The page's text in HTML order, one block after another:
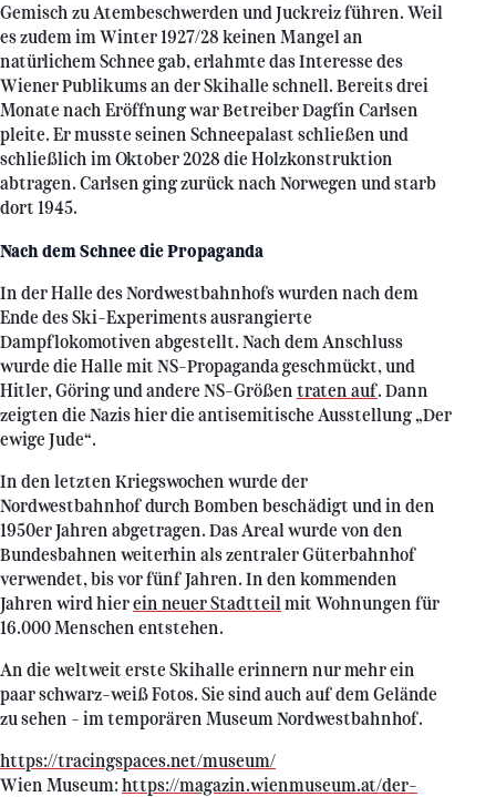
Gemisch zu Atembeschwerden und Juckreiz führen. Weil
es zudem im Winter 1927/28 keinen Mangel an
natürlichem Schnee gab, erlahmte das Interesse des
Wiener Publikums an der Skihalle schnell. Bereits drei
Monate nach Eröffnung war Betreiber Dagfin Carlsen
pleite. Er musste seinen Schneepalast schließen und
schließlich im Oktober 2028 die Holzkonstruktion
abtragen. Carlsen ging zurück nach Norwegen und starb
dort 1945.
Nach dem Schnee die Propaganda
In der Halle des Nordwestbahnhofs wurden nach dem
Ende des Ski-Experiments ausrangierte
Dampflokomotiven abgestellt. Nach dem Anschluss
wurde die Halle mit NS-Propaganda geschmückt, und
Hitler, Göring und andere NS-Größen traten auf. Dann
zeigten die Nazis hier die antisemitische Ausstellung „Der
ewige Jude“.
In den letzten Kriegswochen wurde der
Nordwestbahnhof durch Bomben beschädigt und in den
1950er Jahren abgetragen. Das Areal wurde von den
Bundesbahnen weiterhin als zentraler Güterbahnhof
verwendet, bis vor fünf Jahren. In den kommenden
Jahren wird hierein neuer Stadtteil mit Wohnungen für
16.000 Menschen entstehen.
An die weltweit erste Skihalle erinnern nur mehr ein
paar schwarz-weiß Fotos. Sie sind auch auf dem Gelände
zu sehen - im temporären Museum Nordwestbahnhof.
https://tracingspaces.net/museum/
Wien Museum:https://magazin.wienmuseum.at/der-